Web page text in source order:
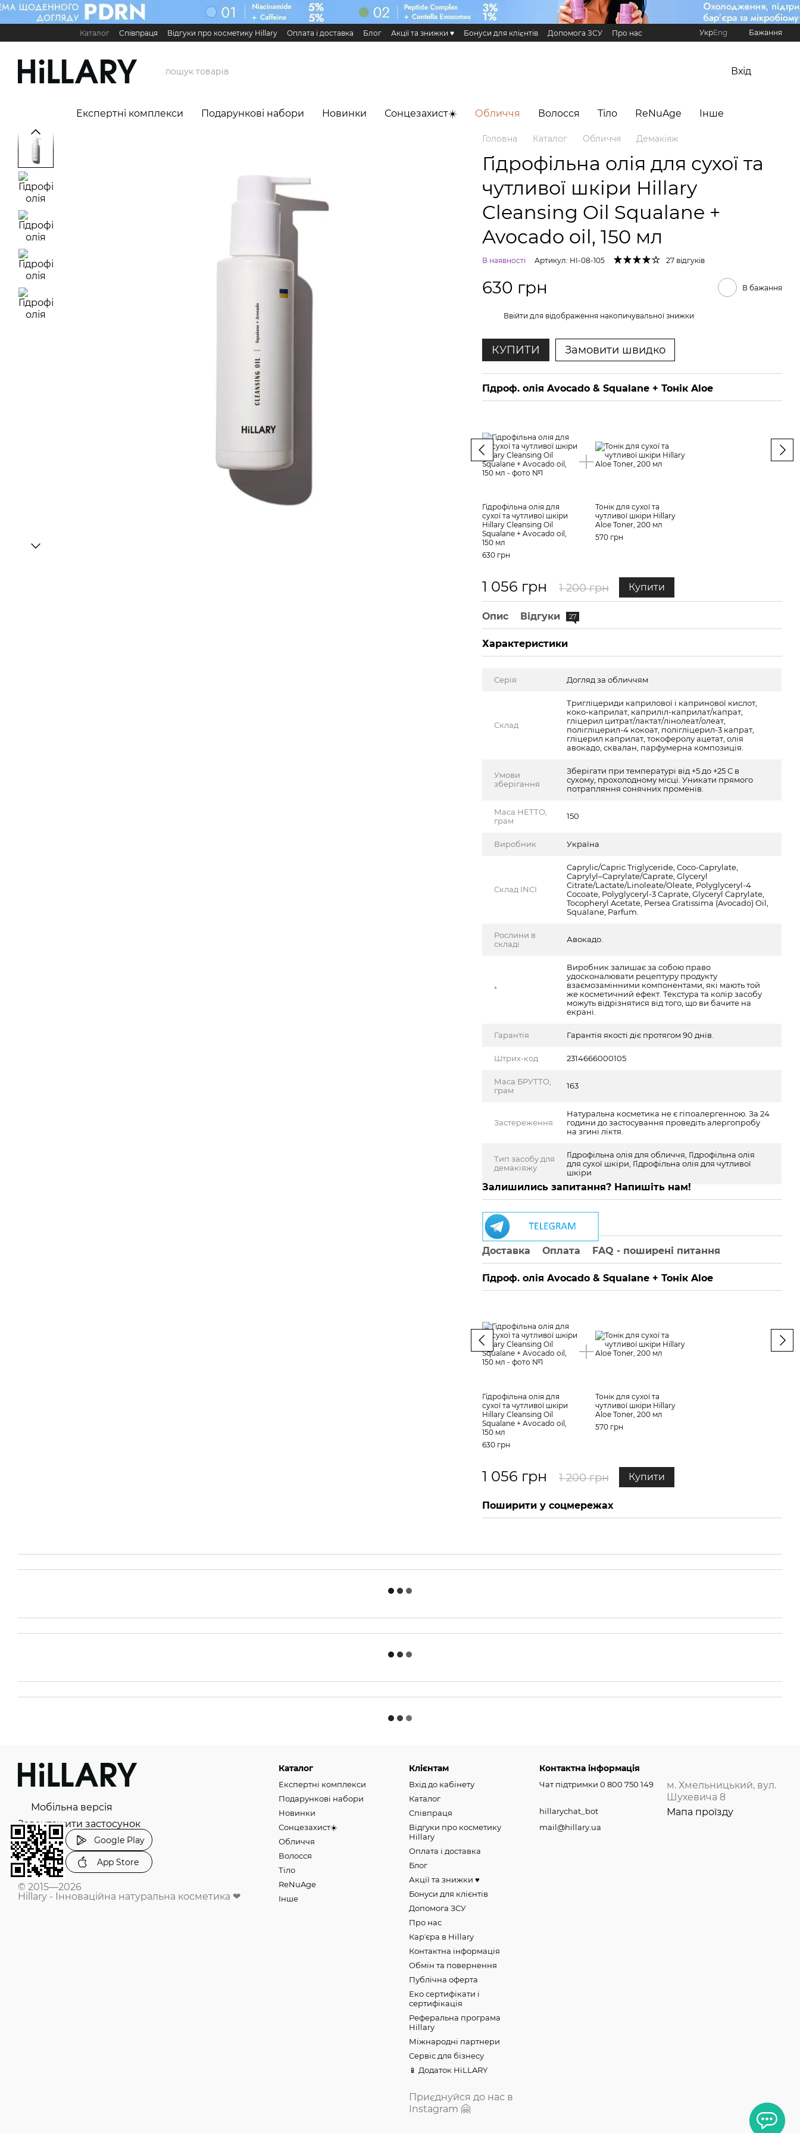
Перейти до основного контенту
Каталог Співпраця Відгуки про косметику Hillary Оплата і доставка Блог Акції та знижки ♥️ Бонуси для клієнтів Допомога ЗСУ
Про нас
Карʼєра в Hillary
Контактна інформація Обмін та повернення Публічна оферта Еко сертифікати і сертифікація
Реферальна програма Hillary
УкрEng Бажання
Вхід
Експертні комплекси Подарункові набори Новинки Сонцезахист☀️ Обличчя Волосся Тіло ReNuAge Інше
Головна Каталог Обличчя Демакіяж
Гідрофільна олія для сухої та
чутливої шкіри Hillary
Cleansing Oil Squalane +
Avocado oil, 150 мл
В наявності Артикул: HI-08-105 27 відгуків
630 грн В бажання
Ввійти для відображення накопичувальної знижки
КУПИТИ Замовити швидко
Гідроф. олія Avocado & Squalane + Тонік Aloe
Гідрофільна олія для
сухої та чутливої шкіри
Hillary Cleansing Oil
Squalane + Avocado oil,
150 мл
630 грн
Тонік для сухої та
чутливої шкіри Hillary
Aloe Toner, 200 мл
570 грн
1 056 грн 1 200 грн Купити
1
Опис Відгуки 27
Характеристики
Серія Догляд за обличчям
Склад
Тригліцериди каприлової і капринової кислот,
коко-каприлат, каприліл-каприлат/капрат,
гліцерил цитрат/лактат/лінолеат/олеат,
полігліцерил-4 кокоат, полігліцерил-3 капрат,
гліцерил каприлат, токоферолу ацетат, олія
авокадо, сквалан, парфумерна композиція.
Умови
зберігання
Зберігати при температурі від +5 до +25 С в
сухому, прохолодному місці. Уникати прямого
потрапляння сонячних променів.
Маса НЕТТО,
грам
150
Виробник Україна
Cклад INCI
Caprylic/Capric Triglyceride, Coco-Caprylate,
Caprylyl–Caprylate/Caprate, Glyceryl
Citrate/Lactate/Linoleate/Oleate, Polyglyceryl-4
Cocoate, Polyglyceryl-3 Caprate, Glyceryl Caprylate,
Tocopheryl Acetate, Persea Gratissima (Avocado) Oil,
Squalane, Parfum.
Рослини в
складі
Авокадо.
*
Виробник залишає за собою право
удосконалювати рецептуру продукту
взаємозамінними компонентами, які мають той
же косметичний ефект. Текстура та колір засобу
можуть відрізнятися від того, що ви бачите на
екрані.
Гарантія Гарантія якості діє протягом 90 днів.
Штрих-код 2314666000105
Маса БРУТТО,
грам
163
Застереження
Натуральна косметика не є гіпоалергенною. За 24
години до застосування проведіть алергопробу
на згині ліктя.
Тип засобу для
демакіяжу
Гідрофільна олія для обличчя, Гідрофільна олія
для сухої шкіри, Гідрофільна олія для чутливої
шкіри
Залишились запитання? Напишіть нам!
Доставка Оплата FAQ - поширені питання
Гідроф. олія Avocado & Squalane + Тонік Aloe
Гідрофільна олія для
сухої та чутливої шкіри
Hillary Cleansing Oil
Squalane + Avocado oil,
150 мл
630 грн
Тонік для сухої та
чутливої шкіри Hillary
Aloe Toner, 200 мл
570 грн
1 056 грн 1 200 грн Купити
Поширити у соцмережах
Мобільна версія
Завантажити застосунок
Google Play
App Store
© 2015—2026
Hillary - Інноваційна натуральна косметика ❤
Каталог
Експертні комплекси
Подарункові набори
Новинки
Сонцезахист☀️
Обличчя
Волосся
Тіло
ReNuAge
Інше
Клієнтам
Вхід до кабінету
Каталог
Співпраця
Відгуки про косметику
Hillary
Оплата і доставка
Блог
Акції та знижки ♥️
Бонуси для клієнтів
Допомога ЗСУ
Про нас
Карʼєра в Hillary
Контактна інформація
Обмін та повернення
Публічна оферта
Еко сертифікати і
сертифікація
Реферальна програма
Hillary
Міжнародні партнери
Сервіс для бізнесу
📱 Додаток HiLLARY
Приєднуйся до нас в
Instagram 🤗
Контактна інформація
Чат підтримки 0 800 750 149
hillarychat_bot
mail@hillary.ua
м. Хмельницький, вул.
Шухевича 8
Мапа проїзду